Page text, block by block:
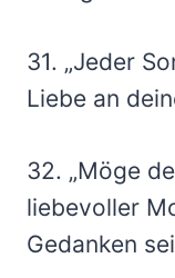
31. „Jeder
Liebe an
32. „Möge
liebevoller
Gedanken